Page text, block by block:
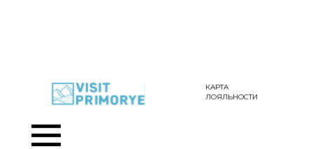
КАРТА
ЛОЯЛЬНОСТИ